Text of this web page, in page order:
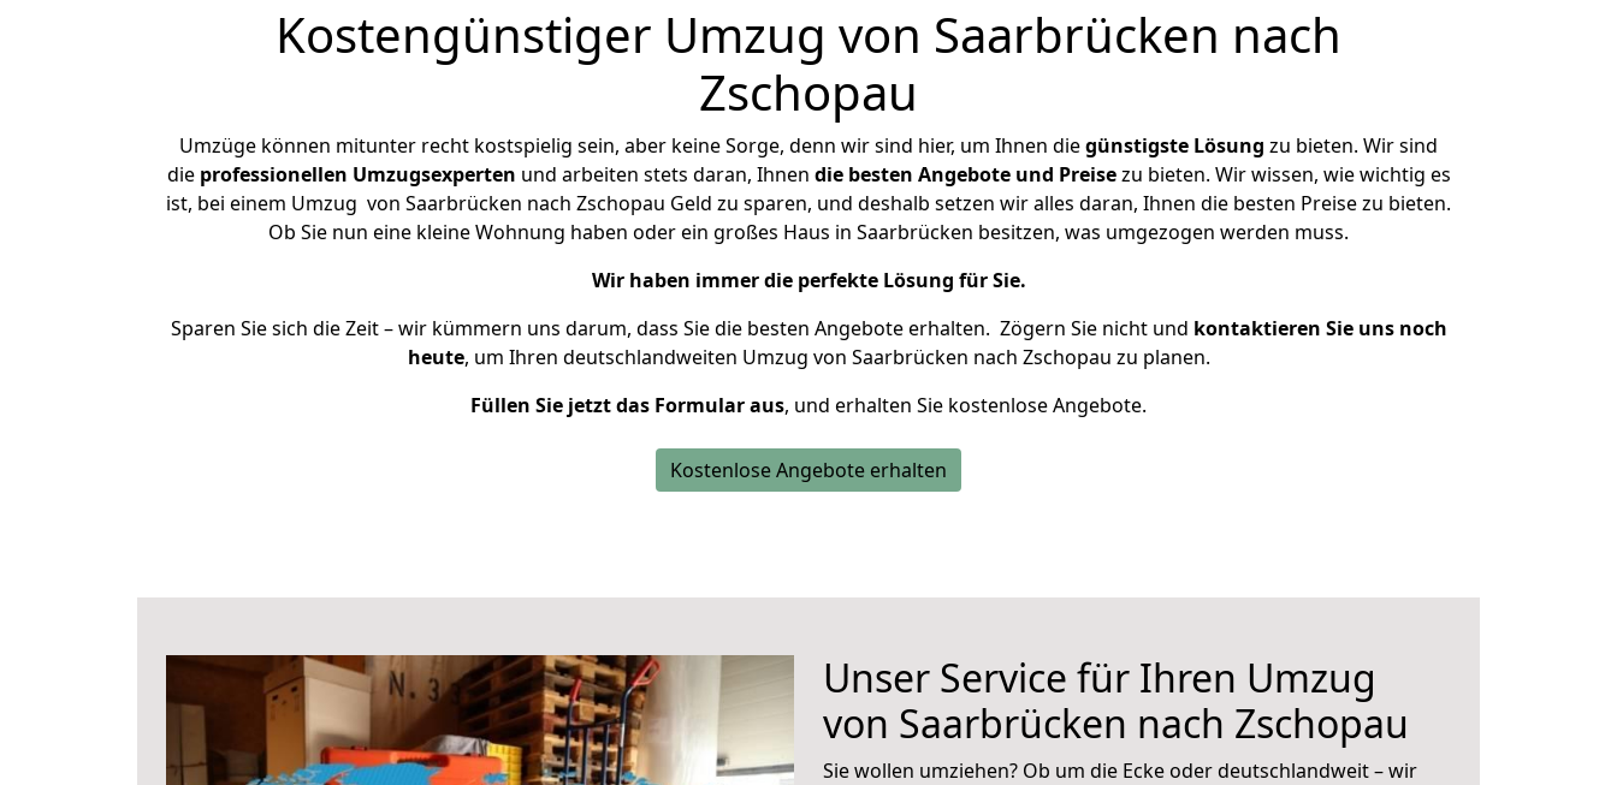
Kostengünstiger Umzug von Saarbrücken nach
Zschopau
Umzüge können mitunter recht kostspielig sein, aber keine Sorge, denn wir sind hier, um Ihnen diegünstigste Lösung zu bieten. Wir sind
die professionellen Umzugsexperten und arbeiten stets daran, Ihnen die besten Angebote und Preisezu bieten. Wir wissen, wie wichtig es
ist, bei einem Umzug von Saarbrücken nach Zschopau Geld zu sparen, und deshalb setzen wir alles daran, Ihnen die besten Preise zu bieten.
Ob Sie nun eine kleine Wohnung haben oder ein großes Haus in Saarbrücken besitzen, was umgezogen werden muss.
Wir haben immer die perfekte Lösung für Sie.
Sparen Sie sich die Zeit – wir kümmern uns darum, dass Sie die besten Angebote erhalten. Zögern Sie nicht und kontaktieren Sie uns noch
heute, um Ihren deutschlandweiten Umzug von Saarbrücken nach Zschopau zu planen.
Füllen Sie jetzt das Formular aus, und erhalten Sie kostenlose Angebote.
Kostenlose Angebote erhalten
Unser Service für Ihren Umzug
von Saarbrücken nach Zschopau
Sie wollen umziehen? Ob um die Ecke oder deutschlandweit – wir